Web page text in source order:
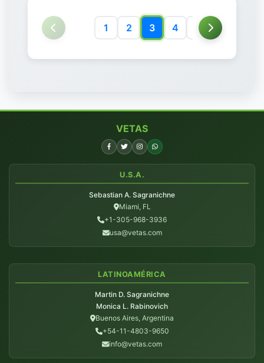
1 2 3 4 5 6
VETAS
U.S.A.
Sebastian A. Sagranichne
Miami, FL
+1-305-968-3936
usa@vetas.com
LATINOAMÉRICA
Martin D. Sagranichne
Monica L. Rabinovich
Buenos Aires, Argentina
+54-11-4803-9650
info@vetas.com